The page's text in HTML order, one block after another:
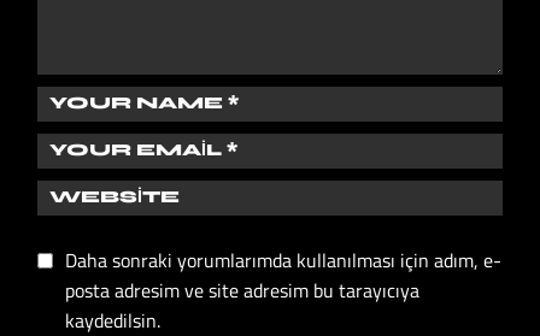
Daha sonraki yorumlarımda kullanılması için adım, e-
posta adresim ve site adresim bu tarayıcıya
kaydedilsin.